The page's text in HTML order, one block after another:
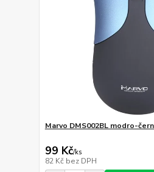
Marvo DMS002BL modro-
99 Kč/ks
82 Kč bez DPH